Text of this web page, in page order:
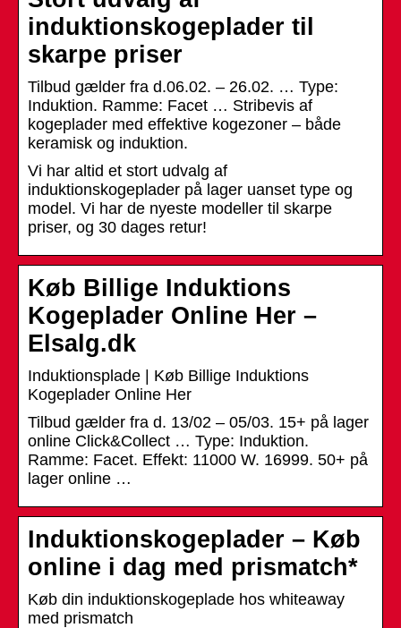
induktionskogeplader til
skarpe priser
Tilbud gælder fra d.06.02. – 26.02. … Type:
Induktion. Ramme: Facet … Stribevis af
kogeplader med effektive kogezoner – både
keramisk og induktion.
Vi har altid et stort udvalg af
induktionskogeplader på lager uanset type og
model. Vi har de nyeste modeller til skarpe
priser, og 30 dages retur!
Køb Billige Induktions
Kogeplader Online Her –
Elsalg.dk
Induktionsplade | Køb Billige Induktions
Kogeplader Online Her
Tilbud gælder fra d. 13/02 – 05/03. 15+ på lager
online Click&Collect … Type: Induktion.
Ramme: Facet. Effekt: 11000 W. 16999. 50+ på
lager online …
Induktionskogeplader – Køb
online i dag med prismatch*
Køb din induktionskogeplade hos whiteaway
med prismatch